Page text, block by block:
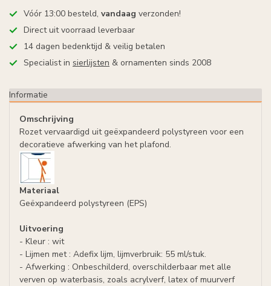
Vóór 13:00 besteld, vandaag verzonden!
Direct uit voorraad leverbaar
14 dagen bedenktijd & veilig betalen
Specialist in sierlijsten & ornamenten sinds 2008
Informatie
Omschrijving
Rozet vervaardigd uit geëxpandeerd polystyreen voor een
decoratieve afwerking van het plafond.
Materiaal
Geëxpandeerd polystyreen (EPS)
Uitvoering
- Kleur : wit
- Lijmen met : Adefix lijm, lijmverbruik: 55 ml/stuk.
- Afwerking : Onbeschilderd, overschilderbaar met alle
verven op waterbasis, zoals acrylverf, latex of muurverf